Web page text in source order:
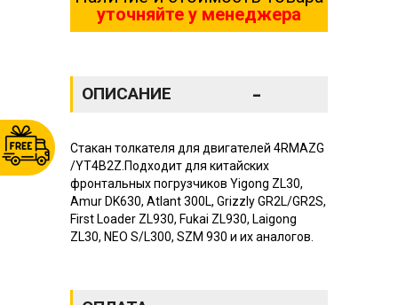
уточняйте у менеджера
ОПИСАНИЕ -
Стакан толкателя для двигателей 4RMAZG
/YT4B2Z.Подходит для китайских
фронтальных погрузчиков Yigong ZL30,
Amur DK630, Atlant 300L, Grizzly GR2L/GR2S,
First Loader ZL930, Fukai ZL930, Laigong
ZL30, NEO S/L300, SZM 930 и их аналогов.